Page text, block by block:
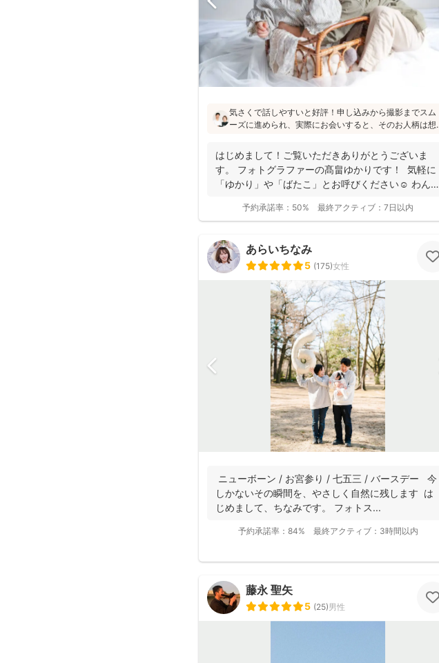
気さくで話しやすいと好評！申し込みから撮影までスム
ーズに進められ、実際にお会いすると、そのお人柄は想
フォトの研修をしっかり受講され、ウェディング業界経
験もあり、赤ちゃんから大人まで安心してお写りいただ
けます♪
はじめまして！ご覧いただきありがとうございま
す。 フォトグラファーの髙畠ゆかりです！ 気軽に
「ゆかり」や「ばたこ」とお呼びください☺︎ わんぱ
予約承諾率： 50% 最終アクティブ： 7日以内
あらいちなみ
5 (175)女性
ニューボーン / お宮参り / 七五三 / バースデー 今
しかないその瞬間を、やさしく自然に残します は
じめまして、ちなみです。 フォトス...
予約承諾率： 84% 最終アクティブ： 3時間以内
藤永 聖矢
5 (25)男性